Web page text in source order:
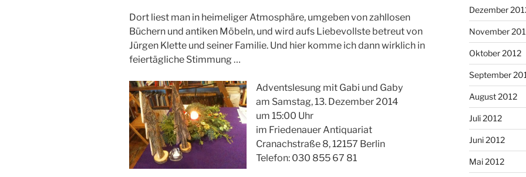
Dort liest man in heimeliger Atmosphäre, umgeben von zahllosen
Büchern und antiken Möbeln, und wird aufs Liebevollste betreut von
Jürgen Klette und seiner Familie. Und hier komme ich dann wirklich in
feiertägliche Stimmung …
Adventslesung mit Gabi und Gaby
am Samstag, 13. Dezember 2014
um 15:00 Uhr
im Friedenauer Antiquariat
Cranachstraße 8, 12157 Berlin
Telefon: 030 855 67 81
Dezember
November
Oktober 2012
September
August 2012
Juli 2012
Juni 2012
Mai 2012